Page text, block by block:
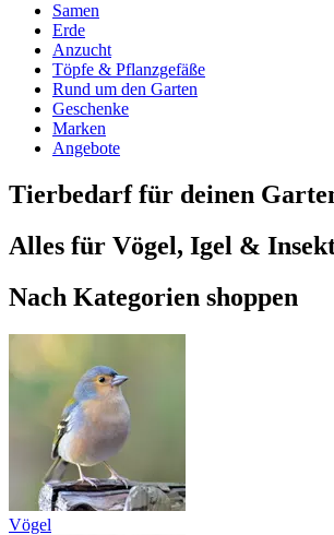
Samen
Erde
Anzucht
Töpfe & Pflanzgefäße
Rund um den Garten
Geschenke
Marken
Angebote
Tierbedarf für deinen
Alles für Vögel, Igel &
Nach Kategorien shoppen
Vögel